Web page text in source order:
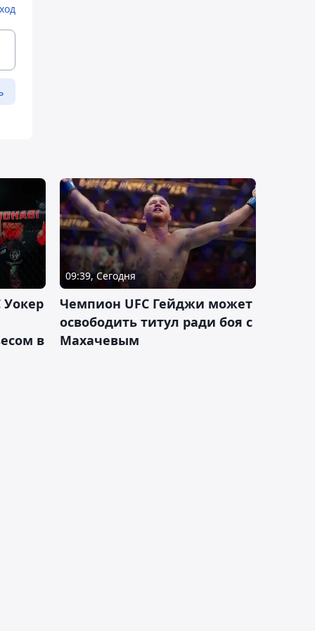
Уокер
в
09:39, Сегодня
Чемпион UFC Гейджи может
освободить титул ради боя с
Махачевым